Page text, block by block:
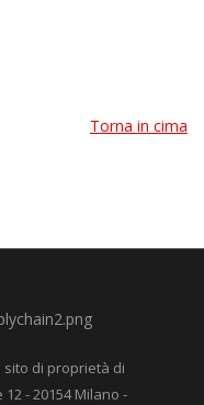
Torna in cima
di proprietà di
12 - 20154 Milano -